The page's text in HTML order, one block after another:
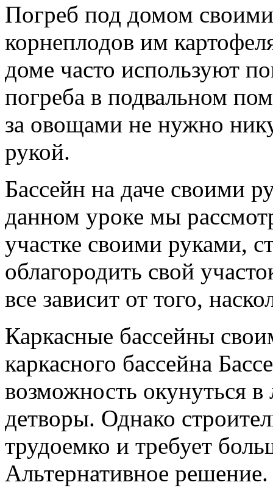
Погреб под домом
корнеплодов им
доме часто используют
погреба в подвальном
за овощами не нужно
рукой.
Бассейн на даче своими
данном уроке мы
участке своими руками,
облагородить свой
все зависит от того,
Каркасные бассейны
каркасного бассейна
возможность окунуться
детворы. Однако
трудоемко и требует
Альтернативное решение.